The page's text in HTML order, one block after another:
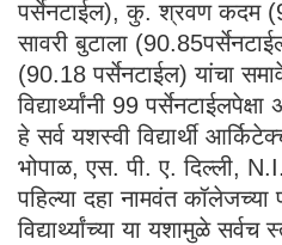
पर्सेनटाईल), कु. श्रवण कदम
सावरी बुटाला
(90.18 पर्सेनटाईल) यांचा
विद्यार्थ्यांनी 99
हे सर्व यशस्वी विद्यार्थी
भोपाळ, एस. पी. ए. दिल्ली,
पहिल्या दहा नामवंत
विद्यार्थ्यांच्या या यशामुळे